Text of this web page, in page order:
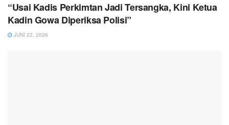
“Usai Kadis Perkimtan Jadi Tersangka, Kini Ketua
Kadin Gowa Diperiksa Polisi”
JUNI 22, 2026